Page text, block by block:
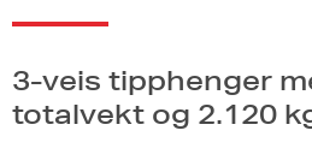
3-veis tipphenger
totalvekt og 2.120